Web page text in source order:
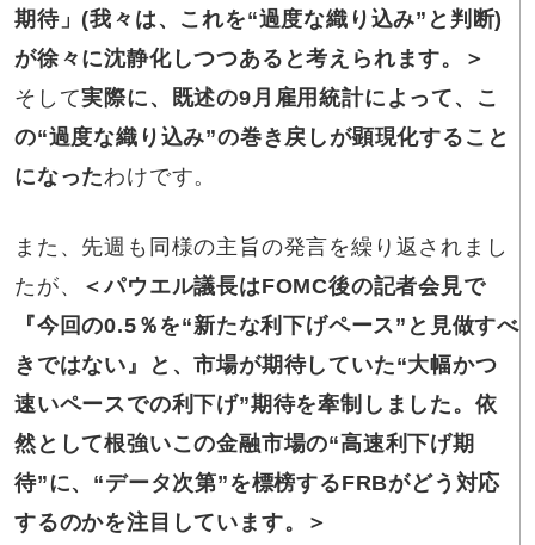
期待」(我々は、これを“過度な織り込み” と判断)
が徐々に沈静化しつつあると考えられます。＞
そして実際に、既述の9月雇用統計によって、こ
の“過度な織り込み”の巻き戻しが顕現化すること
になったわけです。
また、先週も同様の主旨の発言を繰り返されまし
たが、
＜パウエル議長はFOMC後の記者会見で
『今回の0.5％を“新たな利下げペース”と見做すべ
きではない』と、市場が期待していた“大幅かつ
速いペースでの利下げ”期待を牽制しました。依
然として根強いこの金融市場の“高速利下げ期
待”に、“データ次第”を標榜するFRBがどう対応
するのかを注目しています。＞